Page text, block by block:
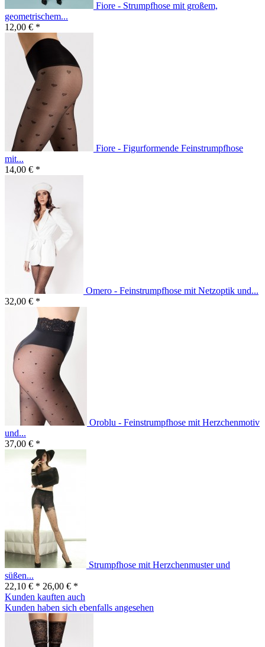
Fiore - Strumpfhose mit großem,
geometrischem...
12,00 € *
Fiore - Figurformende Feinstrumpfhose
mit...
14,00 € *
Omero - Feinstrumpfhose mit Netzoptik und...
32,00 € *
Oroblu - Feinstrumpfhose mit Herzchenmotiv
und...
37,00 € *
Strumpfhose mit Herzchenmuster und
süßen...
22,10 € * 26,00 € *
Kunden kauften auch
Kunden haben sich ebenfalls angesehen